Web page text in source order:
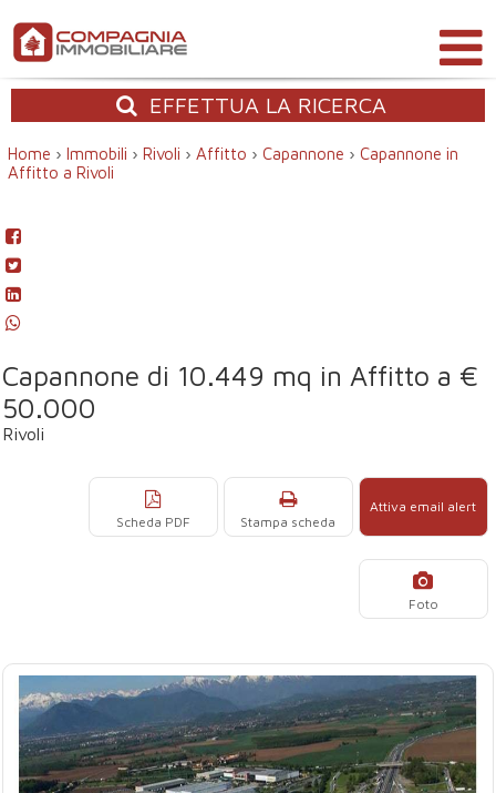
EFFETTUA LA RICERCA
Home › Immobili › Rivoli › Affitto › Capannone › Capannone in
Affitto a Rivoli
Capannone di 10.449 mq in Affitto a €
50.000
Rivoli
Attiva email alert
Stampa scheda
Scheda PDF
Foto